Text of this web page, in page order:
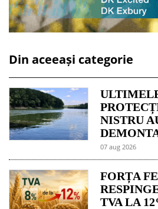
Din aceeași categorie
NISTRU
07 aug 2026
FORȚA
TVA LA